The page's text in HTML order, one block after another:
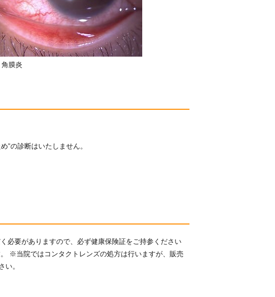
膜炎
”の診断はいたしません。
必要がありますので、必ず健康保険証をご持参ください
※当院ではコンタクトレンズの処方は行いますが、販売
い。